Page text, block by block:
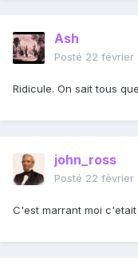
Ash
Posté 22 février
Ridicule. On sait tous
john_ross
Posté 22 février
C'est marrant moi c'etait